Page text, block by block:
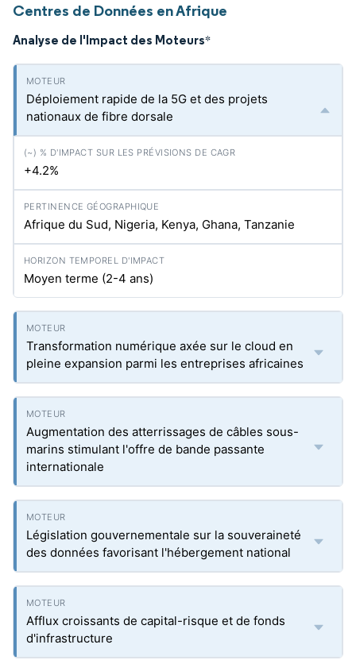
Centres de Données en Afrique
Analyse de l'Impact des Moteurs*
Déploiement rapide de la 5G et des projets
nationaux de fibre dorsale
+4.2%
Afrique du Sud, Nigeria, Kenya, Ghana, Tanzanie
Moyen terme (2-4 ans)
Transformation numérique axée sur le cloud en
pleine expansion parmi les entreprises africaines
Augmentation des atterrissages de câbles sous-
marins stimulant l'offre de bande passante
internationale
Législation gouvernementale sur la souveraineté
des données favorisant l'hébergement national
Afflux croissants de capital-risque et de fonds
d'infrastructure